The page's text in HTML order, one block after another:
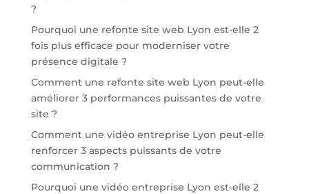
?
Pourquoi une refonte site web Lyon est-elle 2
fois plus efficace pour moderniser votre
présence digitale ?
Comment une refonte site web Lyon peut-elle
améliorer 3 performances puissantes de votre
site ?
Comment une vidéo entreprise Lyon peut-elle
renforcer 3 aspects puissants de votre
communication ?
Pourquoi une vidéo entreprise Lyon est-elle 2